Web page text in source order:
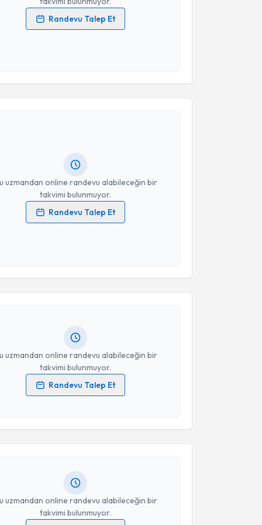
Randevu Talep Et
verilerimin işlenmesine ilişkinAydınlatma Metni
uzmandan online randevu alabileceğin bir
takvimi bulunmuyor.
Randevu Talep Et
Talebi
verilerimin işlenmesine ilişkinAydınlatma Metni
uzmandan online randevu alabileceğin bir
takvimi bulunmuyor.
Randevu Talep Et
Metin Karadağiçin randevu takvimi talebi
bu uzmandan randevu almanız için bir takvim
verilerimin işlenmesine ilişkinAydınlatma Metni
uzmandan online randevu alabileceğin bir
takvimi bulunmuyor.
Talebi